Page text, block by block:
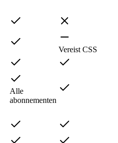
Vereist CSS
Alle
abonnementen